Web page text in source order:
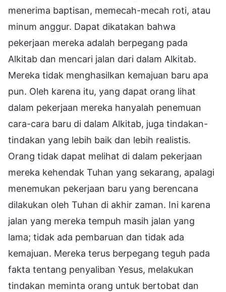
menerima baptisan, memecah-mecah roti, atau
minum anggur. Dapat dikatakan bahwa
pekerjaan mereka adalah berpegang pada
Alkitab dan mencari jalan dari dalam Alkitab.
Mereka tidak menghasilkan kemajuan baru apa
pun. Oleh karena itu, yang dapat orang lihat
dalam pekerjaan mereka hanyalah penemuan
cara-cara baru di dalam Alkitab, juga tindakan-
tindakan yang lebih baik dan lebih realistis.
Orang tidak dapat melihat di dalam pekerjaan
mereka kehendak Tuhan yang sekarang, apalagi
menemukan pekerjaan baru yang berencana
dilakukan oleh Tuhan di akhir zaman. Ini karena
jalan yang mereka tempuh masih jalan yang
lama; tidak ada pembaruan dan tidak ada
kemajuan. Mereka terus berpegang teguh pada
fakta tentang penyaliban Yesus, melakukan
tindakan meminta orang untuk bertobat dan